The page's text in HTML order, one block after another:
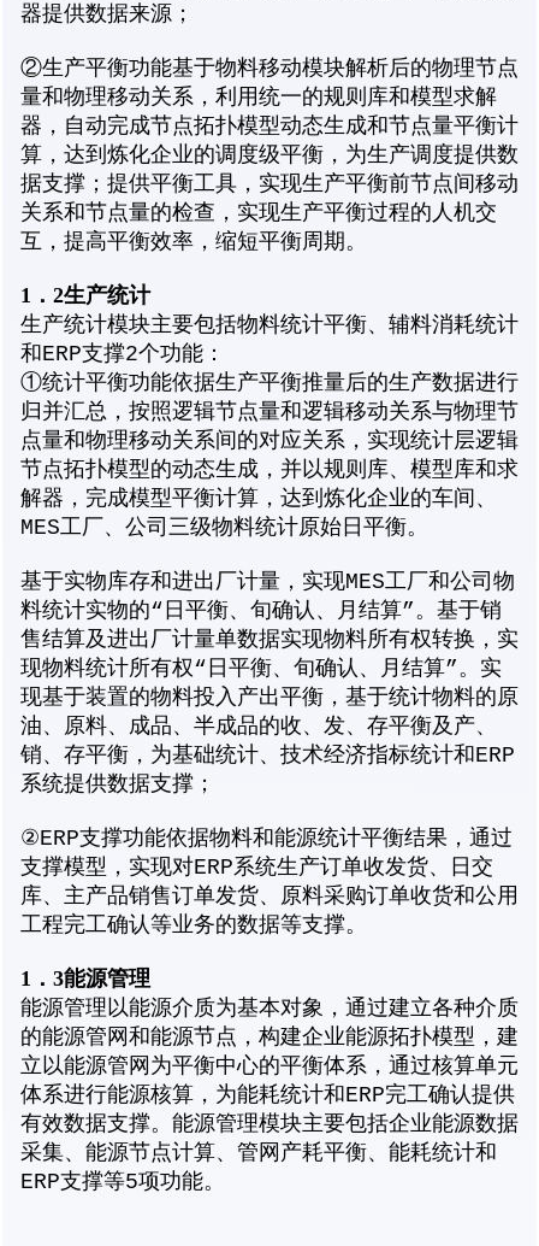
器提供数据来源；
②生产平衡功能基于物料移动模块解析后的物理节点
量和物理移动关系，利用统一的规则库和模型求解
器，自动完成节点拓扑模型动态生成和节点量平衡计
算，达到炼化企业的调度级平衡，为生产调度提供数
据支撑；提供平衡工具，实现生产平衡前节点间移动
关系和节点量的检查，实现生产平衡过程的人机交
互，提高平衡效率，缩短平衡周期。
1 ． 2生产统计
生产统计模块主要包括物料统计平衡、辅料消耗统计
和ERP支撑2个功能：
①统计平衡功能依据生产平衡推量后的生产数据进行
归并汇总，按照逻辑节点量和逻辑移动关系与物理节
点量和物理移动关系间的对应关系，实现统计层逻辑
节点拓扑模型的动态生成，并以规则库、模型库和求
解器，完成模型平衡计算，达到炼化企业的车间、
MES工厂、公司三级物料统计原始日平衡。
基于实物库存和进出厂计量，实现MES工厂和公司物
料统计实物的“日平衡、旬确认、月结算”。基于销
售结算及进出厂计量单数据实现物料所有权转换，实
现物料统计所有权“日平衡、旬确认、月结算”。实
现基于装置的物料投入产出平衡，基于统计物料的原
油、原料、成品、半成品的收、发、存平衡及产、
销、存平衡，为基础统计、技术经济指标统计和ERP
系统提供数据支撑；
②ERP支撑功能依据物料和能源统计平衡结果，通过
支撑模型，实现对ERP系统生产订单收发货、日交
库、主产品销售订单发货、原料采购订单收货和公用
工程完工确认等业务的数据等支撑。
1 ． 3能源管理
能源管理以能源介质为基本对象，通过建立各种介质
的能源管网和能源节点，构建企业能源拓扑模型，建
立以能源管网为平衡中心的平衡体系，通过核算单元
体系进行能源核算，为能耗统计和ERP完工确认提供
有效数据支撑。能源管理模块主要包括企业能源数据
采集、能源节点计算、管网产耗平衡、能耗统计和
ERP支撑等5项功能。